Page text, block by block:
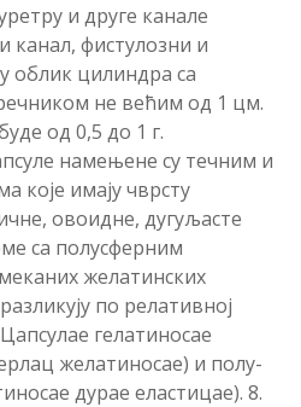
и друге канале
канал, фистулозни и
облик цилиндра са
не већим од 1 цм.
од 0,5 до 1 г.
намењене су течним и
које имају чврсту
овоидне, дугуљасте
са полусферним
желатинских
по релативној
гелатиносае
желатиносае) и полу-
дурае еластицае). 8.